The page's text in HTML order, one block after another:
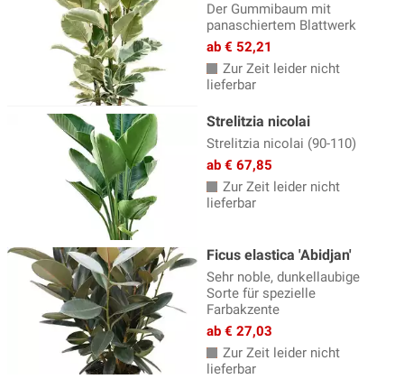
Der Gummibaum mit
panaschiertem Blattwerk
ab € 52,21
Zur Zeit leider nicht
lieferbar
Strelitzia nicolai
Strelitzia nicolai (90-110)
ab € 67,85
Zur Zeit leider nicht
lieferbar
Ficus elastica 'Abidjan'
Sehr noble, dunkellaubige
Sorte für spezielle
Farbakzente
ab € 27,03
Zur Zeit leider nicht
lieferbar